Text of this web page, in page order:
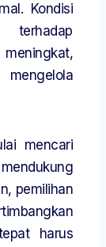
Kondisi
terhadap
mencari
pemilihan
harus